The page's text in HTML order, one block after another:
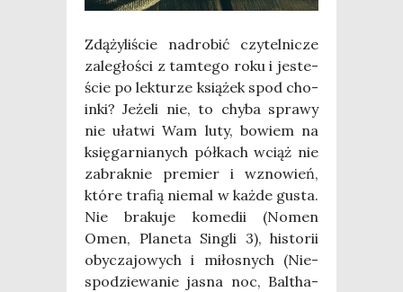
Zdą­ży­li­ście nad­ro­bić czy­tel­ni­cze
zale­gło­ści z tam­te­go roku i jeste­
ście po lek­tu­rze ksią­żek spod cho­
in­ki? Jeże­li nie, to chy­ba spra­wy
nie uła­twi Wam luty, bowiem na
księ­gar­nia­nych pół­kach wciąż nie
zabrak­nie pre­mier i wzno­wień,
któ­re tra­fią nie­mal w każ­de gusta.
Nie bra­ku­je kome­dii (Nomen
Omen, Pla­ne­ta Sin­gli 3), histo­rii
oby­cza­jo­wych i miło­snych (Nie­
spo­dzie­wa­nie jasna noc, Bal­tha­